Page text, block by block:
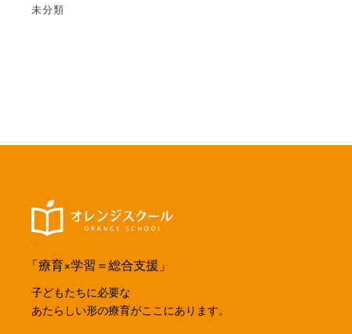
未分類
「療育×学習＝総合支援」
子どもたちに必要な
あたらしい形の療育がここにあります。